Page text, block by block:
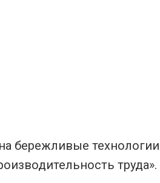
бережливые
труда».